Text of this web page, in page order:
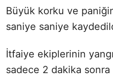
Büyük korku ve
saniye saniye
İtfaiye ekiplerinin
sadece 2 dakika sonra